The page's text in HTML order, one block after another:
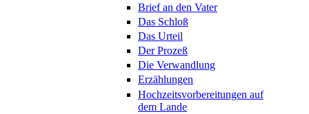
Brief an den Vater
Das Schloß
Das Urteil
Der Prozeß
Die Verwandlung
Erzählungen
Hochzeitsvorbereitungen auf
dem Lande